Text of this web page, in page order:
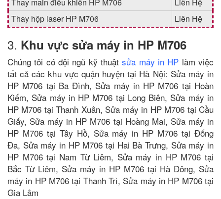
Thay hộp laser HP M706
Liên Hệ
3. Khu vực sửa máy in HP M706
Chúng tôi có đội ngũ kỹ thuậtsửa máy in HP làm việc
tất cả các khu vực quận huyện tại Hà Nội: Sửa máy in
HP M706 tại Ba Đình, Sửa máy in HP M706 tại Hoàn
Kiếm, Sửa máy in HP M706 tại Long Biên, Sửa máy in
HP M706 tại Thanh Xuân, Sửa máy in HP M706 tại Cầu
Giấy, Sửa máy in HP M706 tại Hoàng Mai, Sửa máy in
HP M706 tại Tây Hồ, Sửa máy in HP M706 tại Đống
Đa, Sửa máy in HP M706 tại Hai Bà Trưng, Sửa máy in
HP M706 tại Nam Từ Liêm, Sửa máy in HP M706 tại
Bắc Từ Liêm, Sửa máy in HP M706 tại Hà Đông, Sửa
máy in HP M706 tại Thanh Trì, Sửa máy in HP M706 tại
Gia Lâm